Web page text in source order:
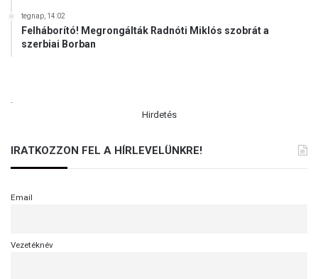
tegnap, 14:02
Felháborító! Megrongálták Radnóti Miklós szobrát a
szerbiai Borban
.
Hirdetés
IRATKOZZON FEL A HÍRLEVELÜNKRE!
Email
Vezetéknév